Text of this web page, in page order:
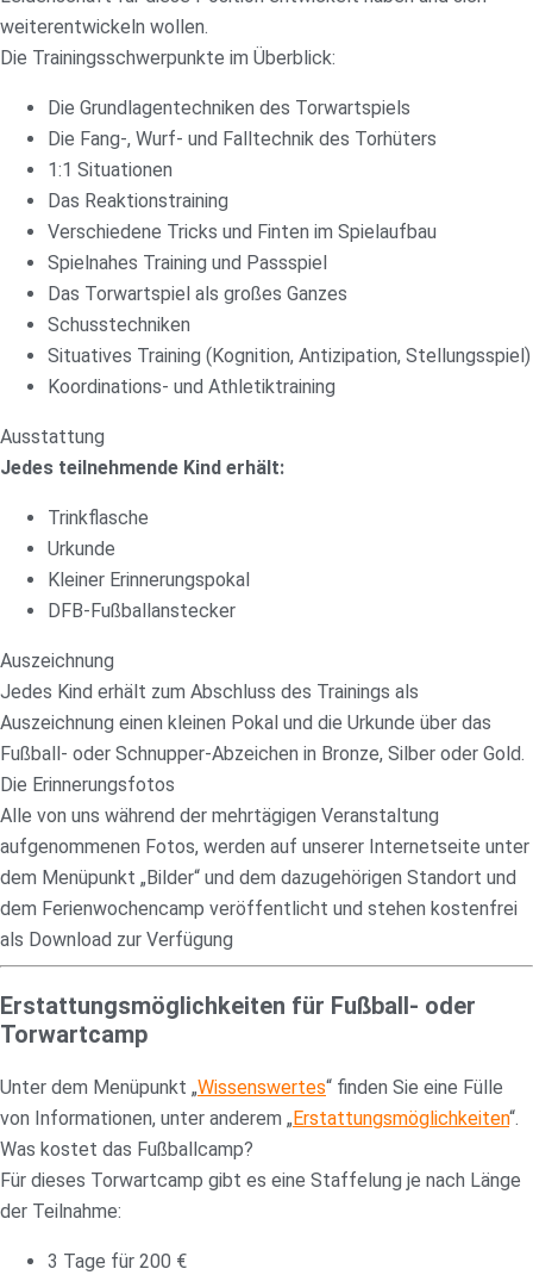
weiterentwickeln wollen.
Die Trainingsschwerpunkte im Überblick:
Die Grundlagentechniken des Torwartspiels
Die Fang-, Wurf- und Falltechnik des Torhüters
1:1 Situationen
Das Reaktionstraining
Verschiedene Tricks und Finten im Spielaufbau
Spielnahes Training und Passspiel
Das Torwartspiel als großes Ganzes
Schusstechniken
Situatives Training (Kognition, Antizipation, Stellungsspiel)
Koordinations- und Athletiktraining
Ausstattung
Jedes teilnehmende Kind erhält:
Trinkflasche
Urkunde
Kleiner Erinnerungspokal
DFB-Fußballanstecker
Auszeichnung
Jedes Kind erhält zum Abschluss des Trainings als
Auszeichnung einen kleinen Pokal und die Urkunde über das
Fußball- oder Schnupper-Abzeichen in Bronze, Silber oder Gold.
Die Erinnerungsfotos
Alle von uns während der mehrtägigen Veranstaltung
aufgenommenen Fotos, werden auf unserer Internetseite unter
dem Menüpunkt „Bilder“ und dem dazugehörigen Standort und
dem Ferienwochencamp veröffentlicht und stehen kostenfrei
als Download zur Verfügung
Erstattungsmöglichkeiten für Fußball- oder
Torwartcamp
Unter dem Menüpunkt „Wissenswertes“ finden Sie eine Fülle
von Informationen, unter anderem „ Erstattungsmöglichkeiten“.
Was kostet das Fußballcamp?
Für dieses Torwartcamp gibt es eine Staffelung je nach Länge
der Teilnahme:
3 Tage für 200 €